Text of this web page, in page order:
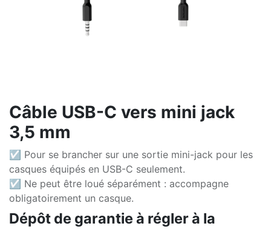
Câble USB-C vers mini jack
3,5 mm
☑ Pour se brancher sur une sortie mini-jack pour les
casques équipés en USB-C seulement.
☑ Ne peut être loué séparément : accompagne
obligatoirement un casque.
Dépôt de garantie à régler à la